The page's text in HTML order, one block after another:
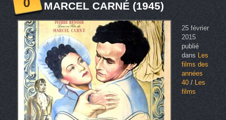
MARCEL CARNÉ (1945)
25 février
2015
publié
dansLes
films des
années
40/ Les
films